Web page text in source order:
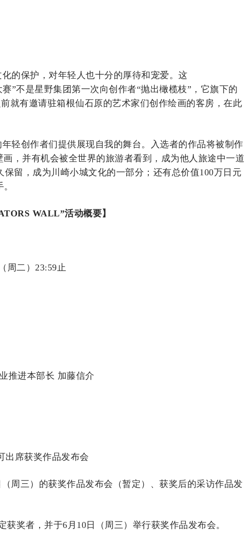
的保护，对年轻人也十分的厚待和宠爱。这
”不是星野集团第一次向创作者“抛出橄榄枝”，它旗下的
就有邀请驻箱根仙石原的艺术家们创作绘画的客房，在此
轻创作者们提供展现自我的舞台。入选者的作品将被制作
，并有机会被全世界的旅游者看到，成为他人旅途中一道
留，成为川崎小城文化的一部分；还有总价值100万日元
WALL”活动概要】
周二）23:59止
推进本部长 加藤信介
出席获奖作品发布会
（周三）的获奖作品发布会（暂定）、获奖后的采访作品发
奖者，并于6月10日（周三）举行获奖作品发布会。